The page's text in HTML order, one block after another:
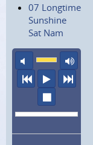
07 Longtime
Sunshine
Sat Nam
son éteint